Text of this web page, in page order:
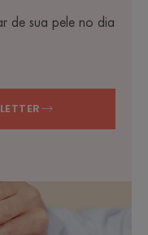
de sua pele no dia